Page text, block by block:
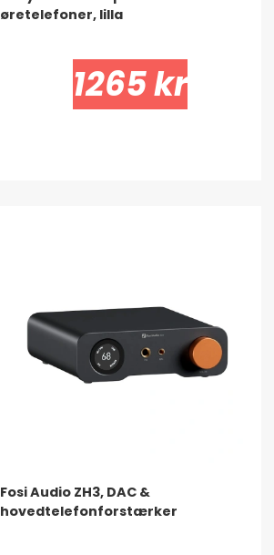
øretelefoner, lilla
1265 kr
Fosi Audio ZH3, DAC &
hovedtelefonforstærker